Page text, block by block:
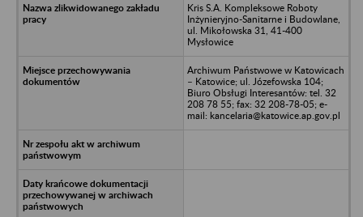
Kris S.A. Kompleksowe Roboty
Inżynieryjno-Sanitarne i Budowlane,
ul. Mikołowska 31, 41-400
Mysłowice
Archiwum Państwowe w Katowicach
– Katowice; ul. Józefowska 104;
Biuro Obsługi Interesantów: tel. 32
208 78 55; fax: 32 208-78-05; e-
mail: kancelaria@katowice.ap.gov.pl